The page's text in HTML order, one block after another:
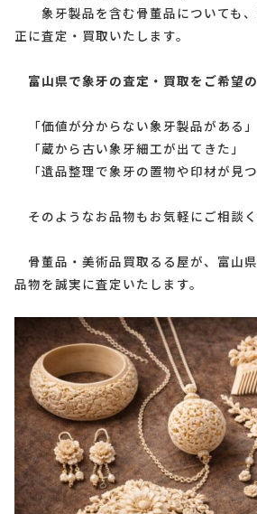
象牙製品を含む骨董品についても、
正に査定・買取いたします。
富山県で象牙の査定・買取をご希望
「価値が分からない象牙製品がある」
「蔵から古い象牙細工が出てきた」
「遺品整理で象牙の置物や印材が見つ
そのようなお品物もお気軽にご相談く
骨董品・美術品買取るる屋が、富山
品物を誠実に査定いたします。